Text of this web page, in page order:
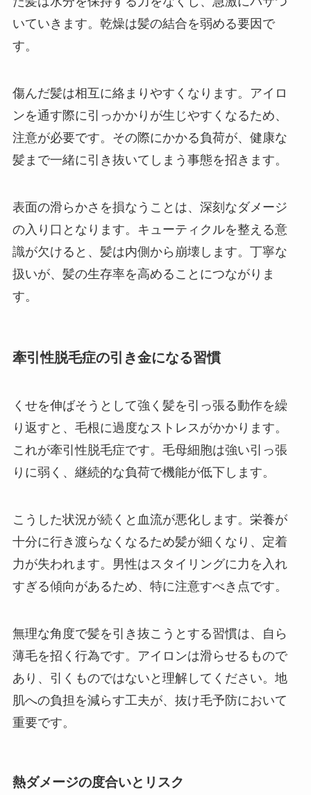
いていきます。乾燥は髪の結合を弱める要因で
す。
傷んだ髪は相互に絡まりやすくなります。アイロ
ンを通す際に引っかかりが生じやすくなるため、
注意が必要です。その際にかかる負荷が、健康な
髪まで一緒に引き抜いてしまう事態を招きます。
表面の滑らかさを損なうことは、深刻なダメージ
の入り口となります。キューティクルを整える意
識が欠けると、髪は内側から崩壊します。丁寧な
扱いが、髪の生存率を高めることにつながりま
す。
牽引性脱毛症の引き金になる習慣
くせを伸ばそうとして強く髪を引っ張る動作を繰
り返すと、毛根に過度なストレスがかかります。
これが牽引性脱毛症です。毛母細胞は強い引っ張
りに弱く、継続的な負荷で機能が低下します。
こうした状況が続くと血流が悪化します。栄養が
十分に行き渡らなくなるため髪が細くなり、定着
力が失われます。男性はスタイリングに力を入れ
すぎる傾向があるため、特に注意すべき点です。
無理な角度で髪を引き抜こうとする習慣は、自ら
薄毛を招く行為です。アイロンは滑らせるもので
あり、引くものではないと理解してください。地
肌への負担を減らす工夫が、抜け毛予防において
重要です。
熱ダメージの度合いとリスク